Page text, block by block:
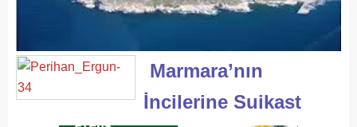
Marmara’nın
İncilerine Suikast